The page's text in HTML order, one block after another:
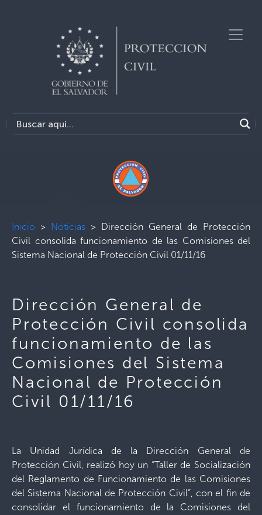
Inicio > Noticias > Dirección General de Protección
Civil consolida funcionamiento de las Comisiones del
Sistema Nacional de Protección Civil 01/11/16
Dirección General de
Protección Civil consolida
funcionamiento de las
Comisiones del Sistema
Nacional de Protección
Civil 01/11/16
La Unidad Jurídica de la Dirección General de
Protección Civil, realizó hoy un “Taller de Socialización
del Reglamento de Funcionamiento de las Comisiones
del Sistema Nacional de Protección Civil”, con el fin de
consolidar el funcionamiento de la Comisiones del